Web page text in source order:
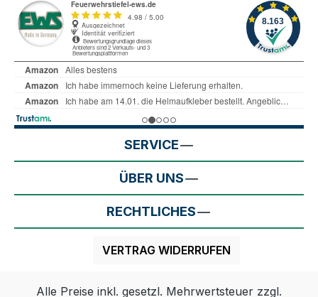
SERVICE
ÜBER UNS
RECHTLICHES
VERTRAG WIDERRUFEN
Alle Preise inkl. gesetzl. Mehrwertsteuer zzgl.